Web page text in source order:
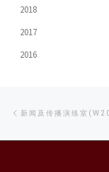
2018
2017
2016
navigation